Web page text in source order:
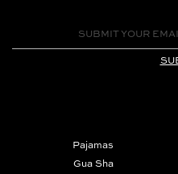
Pajamas
Gua Sha